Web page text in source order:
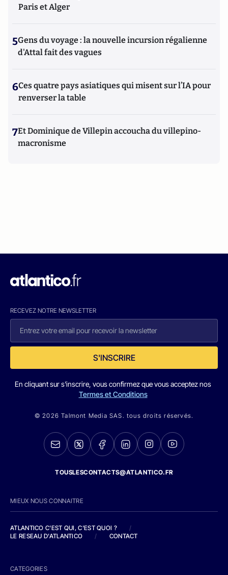
Paris et Alger
5Gens du voyage : la nouvelle incursion régalienne
d'Attal fait des vagues
6Ces quatre pays asiatiques qui misent sur l’IA pour
renverser la table
7Et Dominique de Villepin accoucha du villepino-
macronisme
RECEVEZ NOTRE NEWSLETTER
S'INSCRIRE
En cliquant sur s'inscrire, vous confirmez que vous acceptez nos
Termes et Conditions
© 2026 Talmont Media SAS. tous droits réservés.
TOUSLESCONTACTS@ATLANTICO.FR
MIEUX NOUS CONNAITRE
ATLANTICO C'EST QUI, C'EST QUOI ?
/
LE RESEAU D'ATLANTICO
/ CONTACT
CATEGORIES